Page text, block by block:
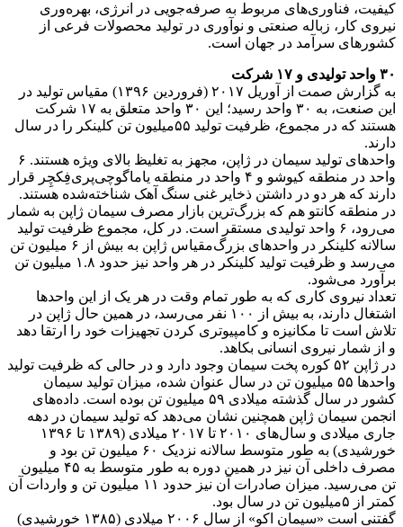
کیفیت، فناوری‌های مربوط به صرفه‌جویی در انرژی، بهره‌وری
نیروی کار، زباله صنعتی و نوآوری در تولید محصولات فرعی از
کشورهای سرآمد در جهان است.
۳۰ واحد تولیدی و ۱۷ شرکت
به گزارش صمت از آوریل ۲۰۱۷ (فروردین ۱۳۹۶) مقیاس تولید در
این صنعت، به ۳۰ واحد رسید؛ این ۳۰ واحد متعلق به ۱۷ شرکت
هستند که در مجموع، ظرفیت تولید ۵۵میلیون تن کلینکر را در سال
دارند.
واحدهای تولید سیمان در ژاپن، مجهز به تغلیظ بالای ویژه هستند. ۶
واحد در منطقه کیوشو و ۴ واحد در منطقه یاماگوچی‌پری‌فِکچِر قرار
دارند که هر دو در داشتن ذخایر غنی سنگ آهک شناخته‌شده هستند.
در منطقه کانتو هم که بزرگ‌ترین بازار مصرف سیمان ژاپن به شمار
می‌رود، ۶ واحد تولیدی مستقر است. در کل، مجموع ظرفیت تولید
سالانه کلینکر در واحدهای بزرگ‌مقیاس ژاپن به بیش از ۶ میلیون تن
می‌رسد و ظرفیت تولید کلینکر در هر واحد نیز حدود ۱.۸ میلیون تن
برآورد می‌شود.
تعداد نیروی کاری که به طور تمام وقت در هر یک از این واحدها
اشتغال دارند، به بیش از ۱۰۰ نفر می‌رسد، در همین حال ژاپن در
تلاش است تا مکانیزه و کامپیوتری کردن تجهیزات خود را ارتقا دهد
و از شمار نیروی انسانی بکاهد.
در ژاپن ۵۲ کوره پخت سیمان وجود دارد و در حالی که ظرفیت تولید
واحدها ۵۵ میلیون تن در سال عنوان شده، میزان تولید سیمان
کشور در سال گذشته میلادی ۵۹ میلیون تن بوده است. داده‌های
انجمن سیمان ژاپن همچنین نشان می‌دهد که تولید سیمان در دهه
جاری میلادی و سال‌های ۲۰۱۰ تا ۲۰۱۷ میلادی (۱۳۸۹ تا ۱۳۹۶
خورشیدی) به طور متوسط سالانه نزدیک ۶۰ میلیون تن بود و
مصرف داخلی آن نیز در همین دوره به طور متوسط به ۴۵ میلیون
تن می‌رسید. میزان صادرات آن نیز حدود ۱۱ میلیون تن و واردات آن
کمتر از ۵میلیون تن در سال بود.
گفتنی است «سیمان اکو» از سال ۲۰۰۶ میلادی (۱۳۸۵ خورشیدی)